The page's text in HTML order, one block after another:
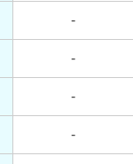
-
-
-
-